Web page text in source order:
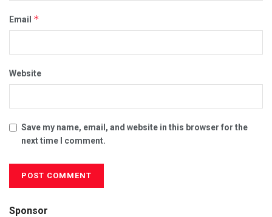
Email *
Website
Save my name, email, and website in this browser for the
next time I comment.
Sponsor